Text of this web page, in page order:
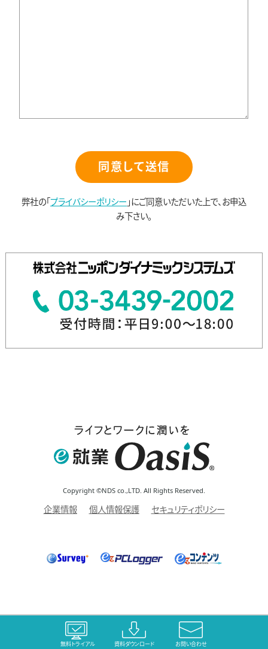
同意して送信
弊社の「プライバシーポリシー 」にご同意いただいた上で、お申込
み下さい。
Copyright ©NDS co.,LTD. All Rights Reserved.
企業情報 個人情報保護 セキュリティポリシー
無料トライアル 資料ダウンロード お問い合わせ